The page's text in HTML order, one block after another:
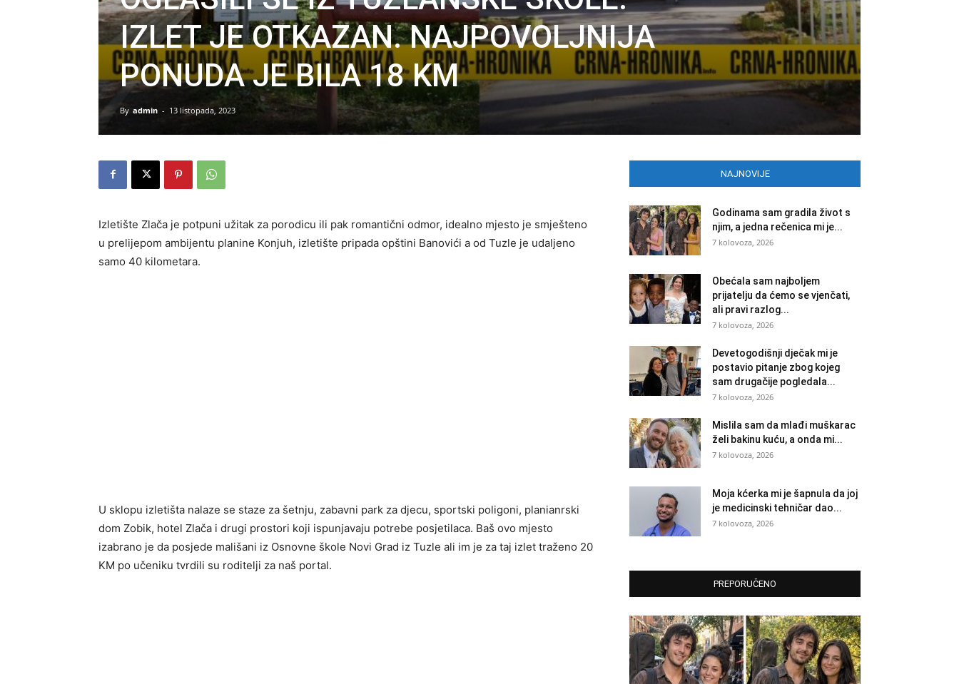
IZLET JE OTKAZAN. NAJPOVOLJNIJA
PONUDA JE BILA 18 KM
By admin - 13 listopada, 2023
Izletište Zlača je potpuni užitak za porodicu ili pak romantični odmor, idealno mjesto je smješteno
u prelijepom ambijentu planine Konjuh, izletište pripada opštini Banovići a od Tuzle je udaljeno
samo 40 kilometara.
U sklopu izletišta nalaze se staze za šetnju, zabavni park za djecu, sportski poligoni, planianrski
dom Zobik, hotel Zlača i drugi prostori koji ispunjavaju potrebe posjetilaca. Baš ovo mjesto
izabrano je da posjede mališani iz Osnovne škole Novi Grad iz Tuzle ali im je za taj izlet traženo 20
KM po učeniku tvrdili su roditelji za naš portal.
NAJNOVIJE
Godinama sam gradila život s
njim, a jedna rečenica mi je...
7 kolovoza, 2026
Obećala sam najboljem
prijatelju da ćemo se vjenčati,
ali pravi razlog...
7 kolovoza, 2026
Devetogodišnji dječak mi je
postavio pitanje zbog kojeg
sam drugačije pogledala...
7 kolovoza, 2026
Mislila sam da mlađi muškarac
želi bakinu kuću, a onda mi...
7 kolovoza, 2026
Moja kćerka mi je šapnula da joj
je medicinski tehničar dao...
7 kolovoza, 2026
PREPORUČENO